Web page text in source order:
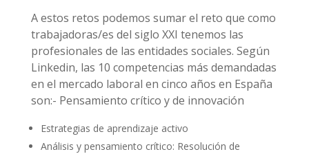
A estos retos podemos sumar el reto que como
trabajadoras/es del siglo XXI tenemos las
profesionales de las entidades sociales. Según
Linkedin, las 10 competencias más demandadas
en el mercado laboral en cinco años en España
son:- Pensamiento crítico y de innovación
Estrategias de aprendizaje activo
Análisis y pensamiento crítico: Resolución de